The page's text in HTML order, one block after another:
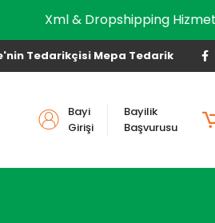
Xml & Dropshipping
Tedarikçisi Mepa Tedarik
Bayi
Girişi
Bayilik
Başvurusu